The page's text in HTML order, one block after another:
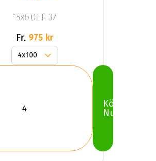
15x6.0ET: 37
Fr. 975 kr
Köp
Nu